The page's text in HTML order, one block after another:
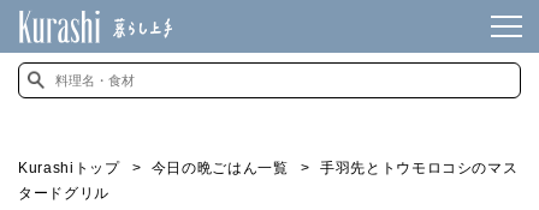
Kurashiトップ 今日の晩ごはん一覧
手羽先とトウモロコシのマス
タードグリル